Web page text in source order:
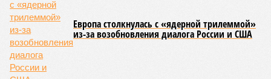
Европа столкнулась с «ядерной трилеммой»
из-за возобновления диалога России и США